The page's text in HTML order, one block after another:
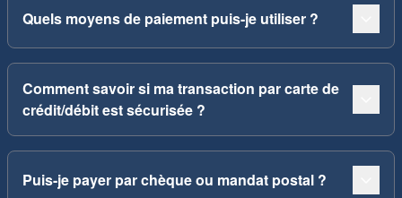
Quels moyens de paiement puis-je utiliser ?
Comment savoir si ma transaction par carte de
crédit/débit est sécurisée ?
Puis-je payer par chèque ou mandat postal ?